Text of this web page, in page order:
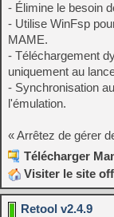
- Élimine le besoin
- Utilise WinFsp
MAME.
- Téléchargement
uniquement au
- Synchronisation
l'émulation.
« Arrêtez de gérer
Télécharger
Visiter le site
Retool v2.4.9